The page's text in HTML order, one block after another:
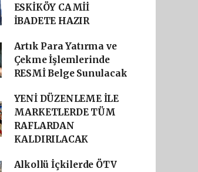
ESKİKÖY CAMİİ
İBADETE HAZIR
Artık Para Yatırma ve
Çekme İşlemlerinde
RESMİ Belge Sunulacak
YENİ DÜZENLEME İLE
MARKETLERDE TÜM
RAFLARDAN
KALDIRILACAK
Alkollü İçkilerde ÖTV